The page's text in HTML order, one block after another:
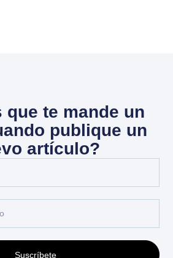
que te mande un
publique un
artículo?
Suscríbete